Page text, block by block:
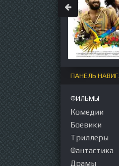
ПАНЕЛЬ
ФИЛЬМЫ
Комедии
Боевики
Триллеры
Фантастика
Драмы